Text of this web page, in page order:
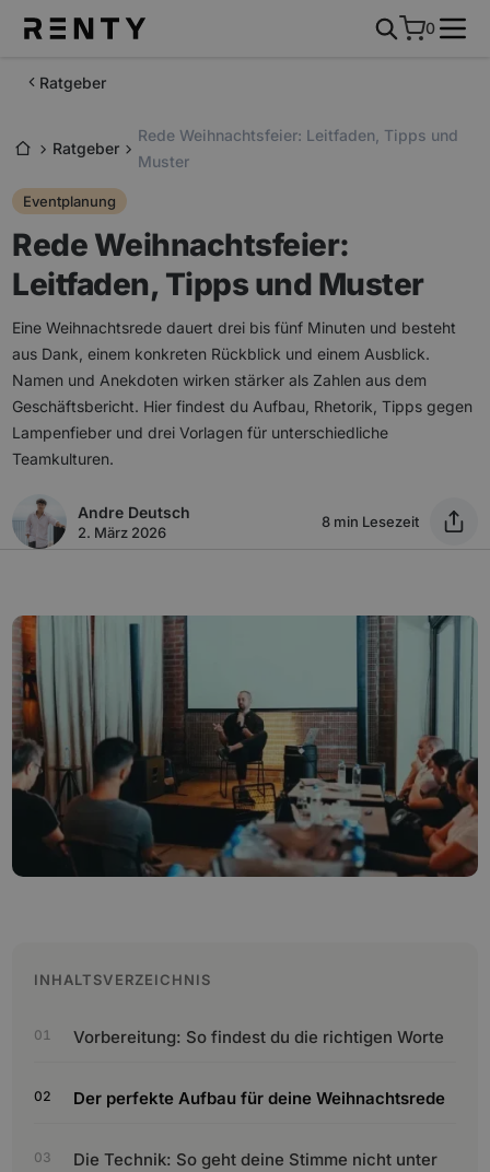
0
Ratgeber
Ratgeber
Rede Weihnachtsfeier: Leitfaden, Tipps und
Muster
Eventplanung
Rede Weihnachtsfeier:
Leitfaden, Tipps und Muster
Eine Weihnachtsrede dauert drei bis fünf Minuten und besteht
aus Dank, einem konkreten Rückblick und einem Ausblick.
Namen und Anekdoten wirken stärker als Zahlen aus dem
Geschäftsbericht. Hier findest du Aufbau, Rhetorik, Tipps gegen
Lampenfieber und drei Vorlagen für unterschiedliche
Teamkulturen.
Andre Deutsch
2. März 2026
8 min Lesezeit
INHALTSVERZEICHNIS
Vorbereitung: So findest du die richtigen Worte
Der perfekte Aufbau für deine Weihnachtsrede
Die Technik: So geht deine Stimme nicht unter